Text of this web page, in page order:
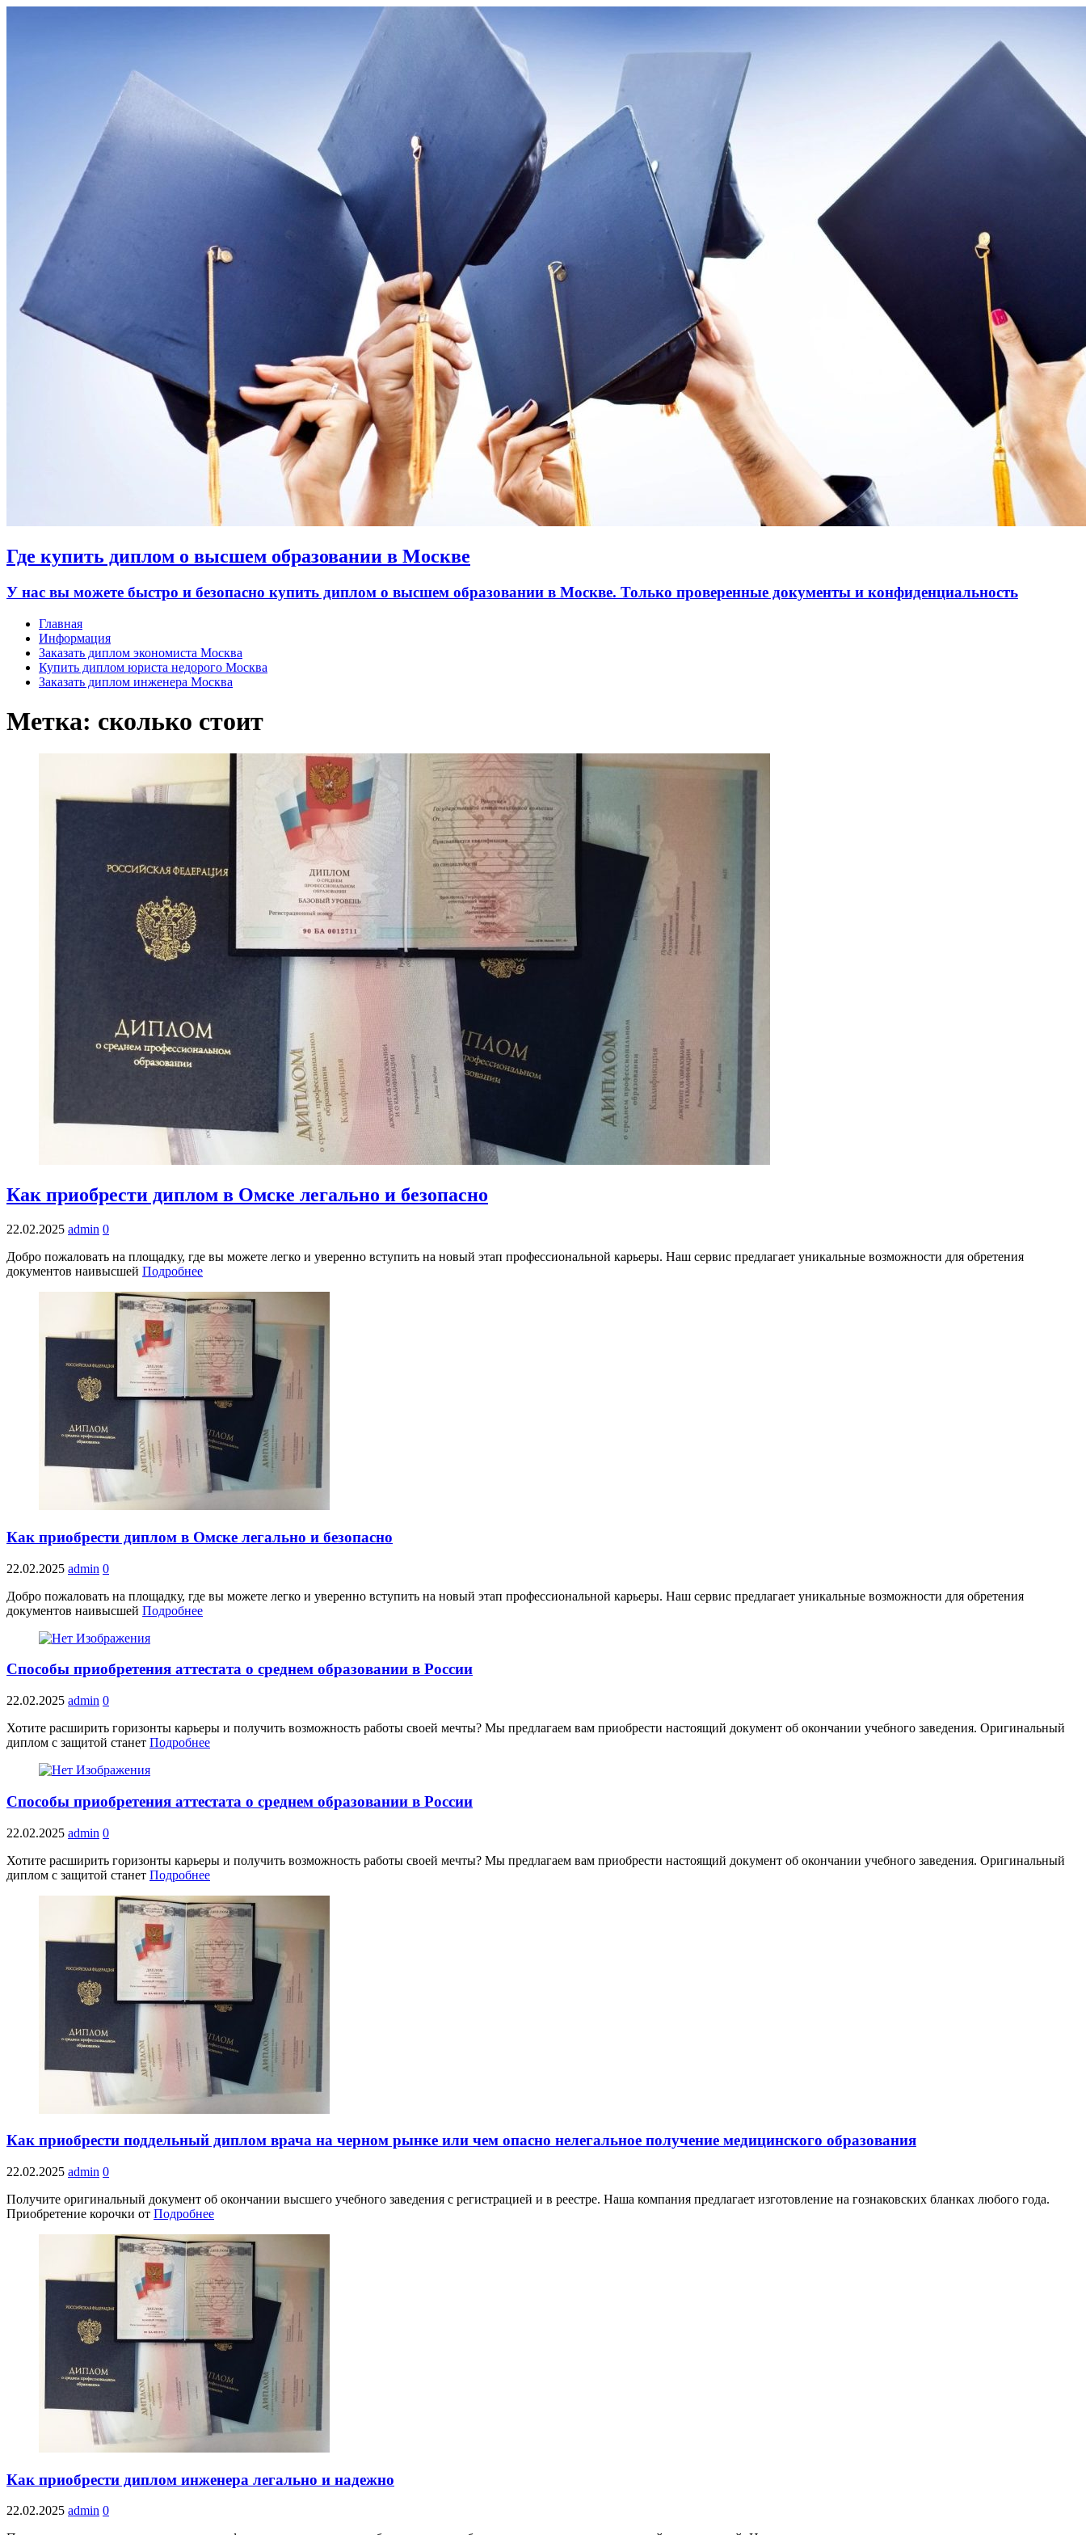
Где купить диплом о высшем образовании в Москве
У нас вы можете быстро и безопасно купить диплом о высшем образовании в Москве. Только проверенные документы и конфиденциальность
Главная
Информация
Заказать диплом экономиста Москва
Купить диплом юриста недорого Москва
Заказать диплом инженера Москва
Метка: сколько стоит
Как приобрести диплом в Омске легально и безопасно
22.02.2025 admin 0
Добро пожаловать на площадку, где вы можете легко и уверенно вступить на новый этап профессиональной карьеры. Наш сервис предлагает уникальные возможности для обретения
документов наивысшей Подробнее
Как приобрести диплом в Омске легально и безопасно
22.02.2025 admin 0
Добро пожаловать на площадку, где вы можете легко и уверенно вступить на новый этап профессиональной карьеры. Наш сервис предлагает уникальные возможности для обретения
документов наивысшей Подробнее
Способы приобретения аттестата о среднем образовании в России
22.02.2025 admin 0
Хотите расширить горизонты карьеры и получить возможность работы своей мечты? Мы предлагаем вам приобрести настоящий документ об окончании учебного заведения. Оригинальный
диплом с защитой станет Подробнее
Способы приобретения аттестата о среднем образовании в России
22.02.2025 admin 0
Хотите расширить горизонты карьеры и получить возможность работы своей мечты? Мы предлагаем вам приобрести настоящий документ об окончании учебного заведения. Оригинальный
диплом с защитой станет Подробнее
Как приобрести поддельный диплом врача на черном рынке или чем опасно нелегальное получение медицинского образования
22.02.2025 admin 0
Получите оригинальный документ об окончании высшего учебного заведения с регистрацией и в реестре. Наша компания предлагает изготовление на гознаковских бланках любого года.
Приобретение корочки от Подробнее
Как приобрести диплом инженера легально и надежно
22.02.2025 admin 0